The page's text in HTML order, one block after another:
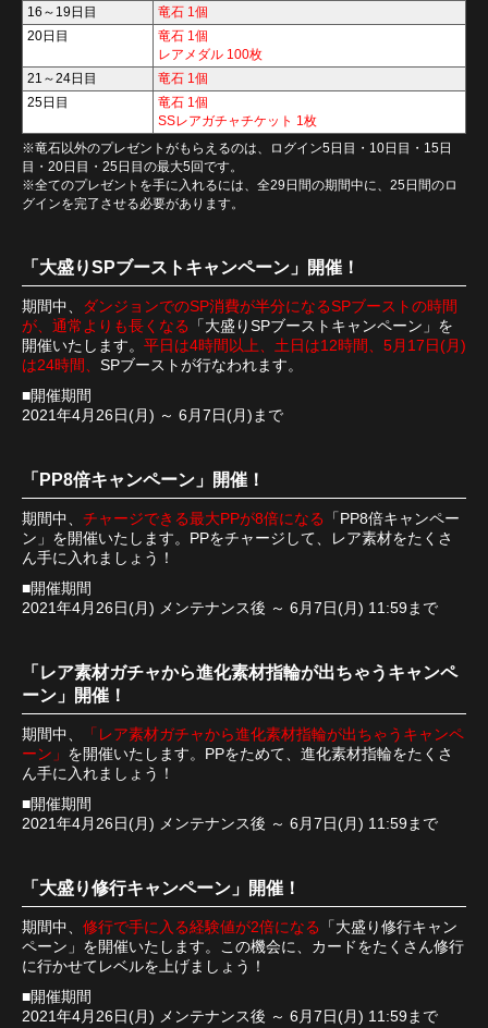
16～19日目
竜石 1個
20日目
竜石 1個
レアメダル 100枚
21～24日目
竜石 1個
25日目
竜石 1個
SSレアガチャチケット 1枚
※竜石以外のプレゼントがもらえるのは、ログイン5日目・10日目・15日
目・20日目・25日目の最大5回です。
※全てのプレゼントを手に入れるには、全29日間の期間中に、25日間のロ
グインを完了させる必要があります。
「大盛りSPブーストキャンペーン」開催！
期間中、
ダンジョンでのSP消費が半分になるSPブーストの時間
が、通常よりも長くなる
「大盛りSPブーストキャンペーン」を
開催いたします。 平日は4時間以上、土日は12時間、5月17日(月)
は24時間、 SPブーストが行なわれます。
■開催期間
2021年4月26日(月) ～ 6月7日(月)まで
「PP8倍キャンペーン」開催！
期間中、 チャージできる最大PPが8倍になる
「PP8倍キャンペー
ン」を開催いたします。PPをチャージして、レア素材をたくさ
ん手に入れましょう！
■開催期間
2021年4月26日(月) メンテナンス後 ～ 6月7日(月) 11:59まで
「レア素材ガチャから進化素材指輪が出ちゃうキャンペ
ーン」開催！
期間中、
「レア素材ガチャから進化素材指輪が出ちゃうキャンペ
ーン」 を開催いたします。PPをためて、進化素材指輪をたくさ
ん手に入れましょう！
■開催期間
2021年4月26日(月) メンテナンス後 ～ 6月7日(月) 11:59まで
「大盛り修行キャンペーン」開催！
期間中、 修行で手に入る経験値が2倍になる
「大盛り修行キャン
ペーン」を開催いたします。この機会に、カードをたくさん修行
に行かせてレベルを上げましょう！
■開催期間
2021年4月26日(月) メンテナンス後 ～ 6月7日(月) 11:59まで